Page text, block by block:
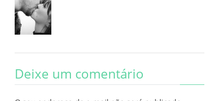
Deixe um comentário